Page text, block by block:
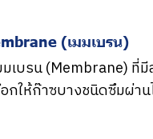
(เมมเบรน)
มมเบรน (Membrane)
ให้ก๊าซบางชนิดซึมผ่าน